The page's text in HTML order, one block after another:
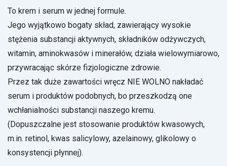
To krem i serum w jednej formule.
Jego wyjątkowo bogaty skład, zawierający wysokie
stężenia substancji aktywnych, składników odżywczych,
witamin, aminokwasów i minerałów, działa wielowymiarowo,
przywracając skórze fizjologiczne zdrowie.
Przez tak duże zawartości wręcz NIE WOLNO nakładać
serum i produktów podobnych, bo przeszkodzą one
wchłanialności substancji naszego kremu.
(Dopuszczalne jest stosowanie produktów kwasowych,
m.in. retinol, kwas salicylowy, azelainowy, glikolowy o
konsystencji płynnej).